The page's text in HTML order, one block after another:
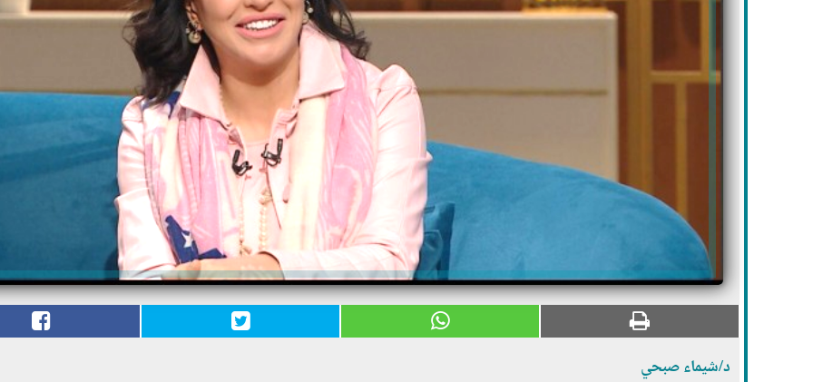
د/شيماء صبحي